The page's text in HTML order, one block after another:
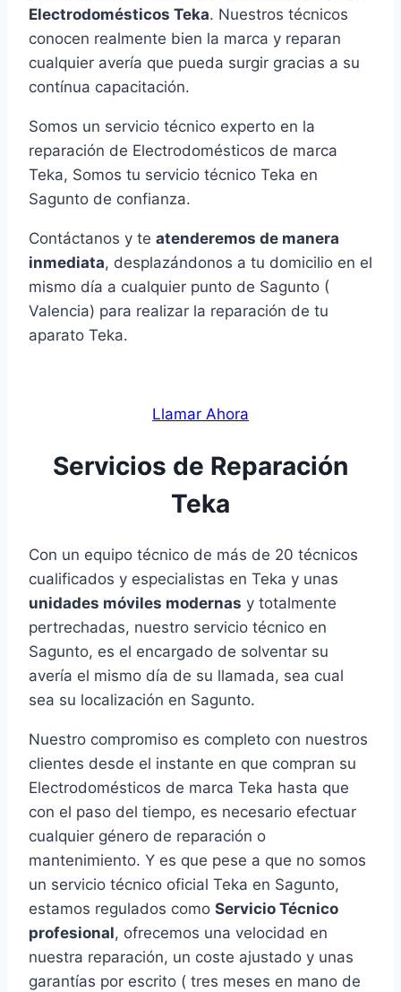
Electrodomésticos Teka. Nuestros técnicos
conocen realmente bien la marca y reparan
cualquier avería que pueda surgir gracias a su
contínua capacitación.
Somos un servicio técnico experto en la
reparación de Electrodomésticos de marca
Teka, Somos tu servicio técnico Teka en
Sagunto de confianza.
Contáctanos y te atenderemos de manera
inmediata, desplazándonos a tu domicilio en el
mismo día a cualquier punto de Sagunto (
Valencia) para realizar la reparación de tu
aparato Teka.
Llamar Ahora
Servicios de Reparación
Teka
Con un equipo técnico de más de 20 técnicos
cualificados y especialistas en Teka y unas
unidades móviles modernas y totalmente
pertrechadas, nuestro servicio técnico en
Sagunto, es el encargado de solventar su
avería el mismo día de su llamada, sea cual
sea su localización en Sagunto.
Nuestro compromiso es completo con nuestros
clientes desde el instante en que compran su
Electrodomésticos de marca Teka hasta que
con el paso del tiempo, es necesario efectuar
cualquier género de reparación o
mantenimiento. Y es que pese a que no somos
un servicio técnico oficial Teka en Sagunto,
estamos regulados como Servicio Técnico
profesional, ofrecemos una velocidad en
nuestra reparación, un coste ajustado y unas
garantías por escrito ( tres meses en mano de